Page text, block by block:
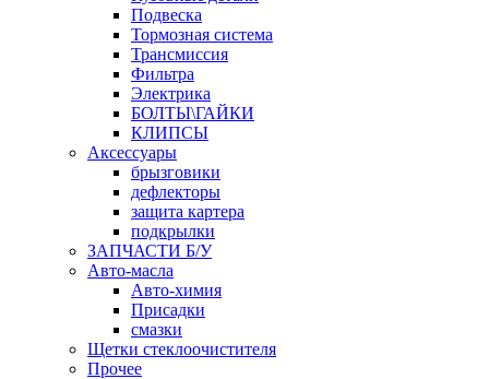
Подвеска
Тормозная система
Трансмиссия
Фильтра
Электрика
БОЛТЫ\ГАЙКИ
КЛИПСЫ
Аксессуары
брызговики
дефлекторы
защита картера
подкрылки
ЗАПЧАСТИ Б/У
Авто-масла
Авто-химия
Присадки
смазки
Щетки стеклоочистителя
Прочее